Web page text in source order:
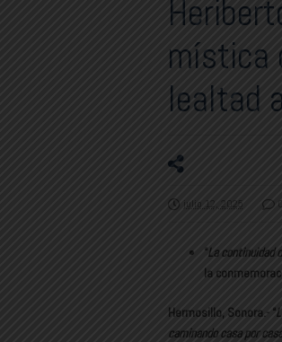
mística
lealtad
julio 12, 2025 0
“La continuidad
la
Hermosillo, Sonora.- “
caminando casa por